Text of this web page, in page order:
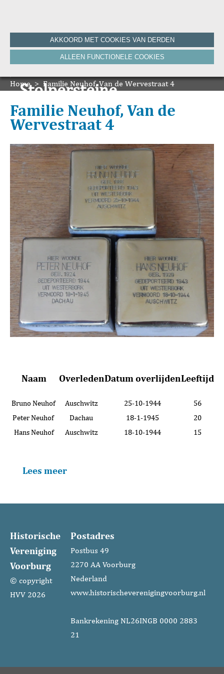
Home
Historie
Bronnen
De Krant van Gisteren 75 jaar
Bibliografie
Nieuws
HVV-WebNieuws
Stolpersteine
Onze boeken
Vereniging
Foto's van de vereniging
ANBI
Contact
Zoeken
AKKOORD MET COOKIES VAN DERDEN
ALLEEN FUNCTIONELE COOKIES
Home > Familie Neuhof, Van de Wervestraat 4
Familie Neuhof, Van de
Wervestraat 4
Naam OverledenDatum overlijdenLeeftijd
Bruno Neuhof Auschwitz 25-10-1944
56
Peter Neuhof
Dachau 18-1-1945
20
Hans Neuhof
Auschwitz 18-10-1944 15
Lees meer
Historische
Vereniging
Voorburg
© copyright
HVV 2026
Postadres
Postbus 49
2270 AA Voorburg
Nederland
www.historischeverenigingvoorburg.nl
Bankrekening NL26INGB 0000 2883
21